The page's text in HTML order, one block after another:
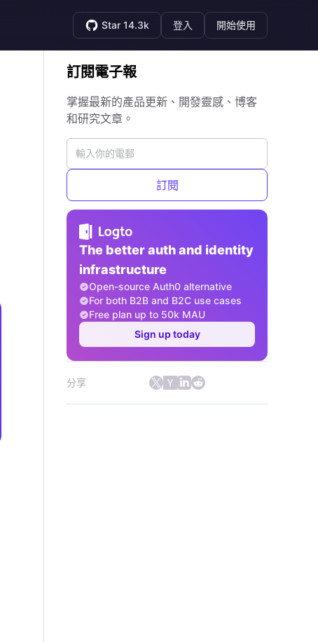
Star 14.3k 登入 開始使用
訂閱電子報
掌握最新的產品更新、開發靈感、博客
和研究文章。
訂閱
The better auth and identity
infrastructure
Open-source Auth0 alternative
For both B2B and B2C use cases
Free plan up to 50k MAU
Sign up today
分享